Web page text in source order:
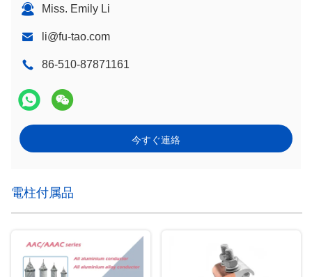
Miss. Emily Li
li@fu-tao.com
86-510-87871161
今すぐ連絡
電柱付属品